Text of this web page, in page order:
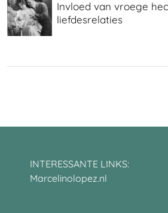
Invloed van vroege
liefdesrelaties
INTERESSANTE LINKS:
Marcelinolopez.nl